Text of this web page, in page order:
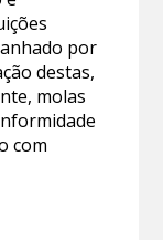
por
destas,
molas
com